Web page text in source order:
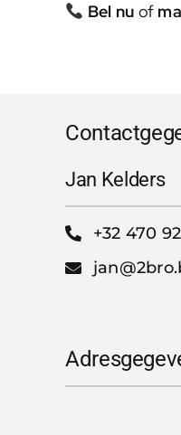
Bel nu of
Jan Kelders
+32 470